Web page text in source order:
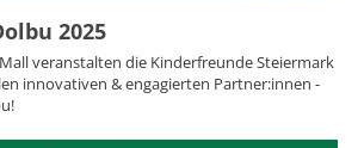
2025
veranstalten die Kinderfreunde Steiermark
innovativen & engagierten Partner:innen -